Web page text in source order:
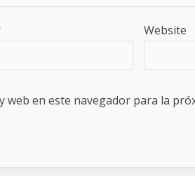
Website
en este navegador para la